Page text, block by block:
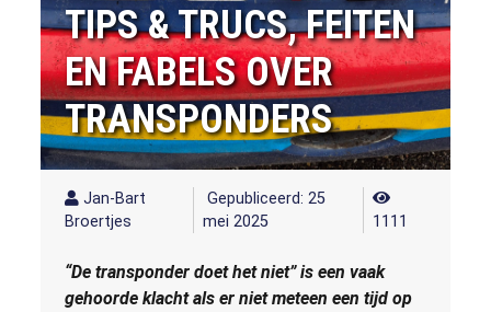
TIPS & TRUCS, FEITEN
EN FABELS OVER
TRANSPONDERS
Jan-Bart
Broertjes
Gepubliceerd: 25
mei 2025
1111
“De transponder doet het niet” is een vaak
gehoorde klacht als er niet meteen een tijd op